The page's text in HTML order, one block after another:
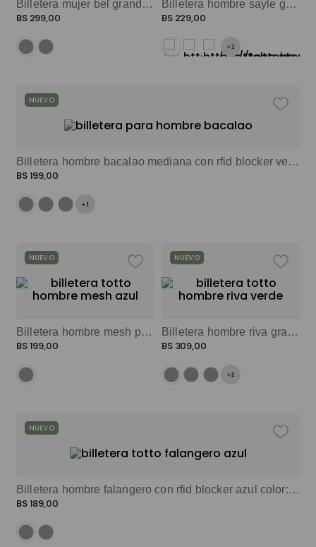
Billetera mujer bel grande con rfid blocker negro color: negro
BS 299,00
Billetera hombre sayle grande con rfid blocker negro color: negro
BS 229,00
+1
Billetera hombre bacalao mediana con rfid blocker verde color: verde
NUEVO
BS199,00
+1
Billetera hombre mesh pequeña con rfid blocker azul color: azul
NUEVO
BS199,00
Billetera hombre riva grande con rfid blocker verde color: verde
NUEVO
BS 309,00
+2
Billetera hombre falangero con rfid blocker azul color: azul
NUEVO
BS189,00